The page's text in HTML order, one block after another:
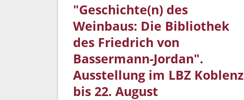
"Geschichte(n) des
Weinbaus: Die Bibliothek
des Friedrich von
Bassermann-Jordan".
Ausstellung im LBZ Koblenz
bis 22. August